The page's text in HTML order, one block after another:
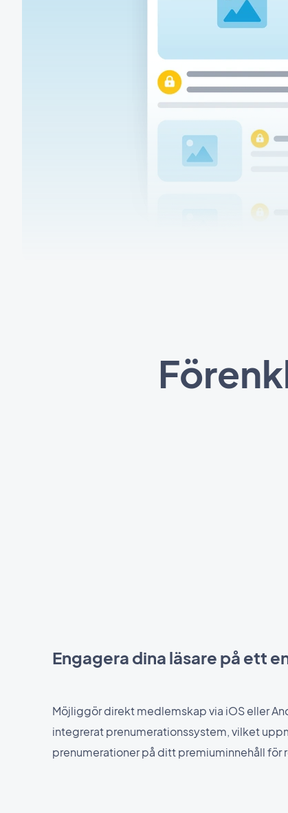
Engagera dina läsare på ett
Möjliggör direkt medlemskap via iOS eller
integrerat prenumerationssystem, vilket
prenumerationer på ditt premiuminnehåll för